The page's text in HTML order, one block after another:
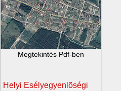
Megtekintés Pdf-ben
Helyi Esélyegyenlõségi